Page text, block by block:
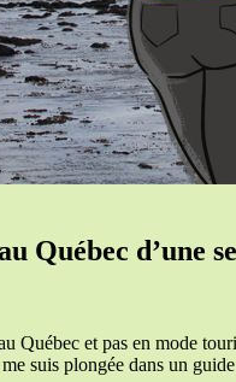
Québec d’une
Québec et pas en mode
suis plongée dans un